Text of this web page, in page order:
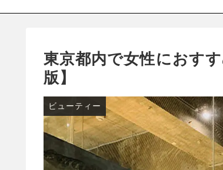
東京都内で女性におす
版】
ビューティー